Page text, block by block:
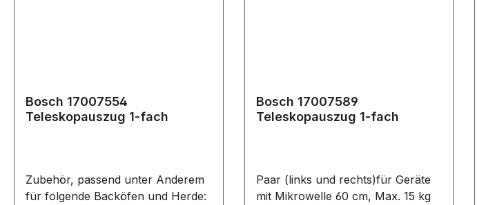
Bosch 17007554
Teleskopauszug 1-fach
Zubehör, passend unter Anderem
für folgende Backöfen und Herde:
Bosch 17007589
Teleskopauszug 1-fach
Paar (links und rechts)für Geräte
mit Mikrowelle 60 cm, Max. 15 kg